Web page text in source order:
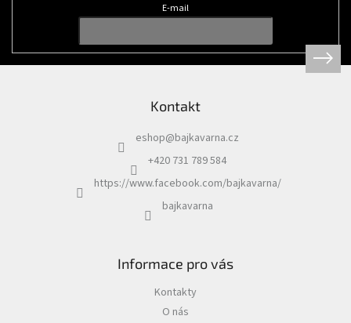
E-mail
Kontakt
eshop@bajkavarna.cz
+420 731 789 584
https://www.facebook.com/bajkavarna/
bajkavarna
Informace pro vás
Kontakty
O nás